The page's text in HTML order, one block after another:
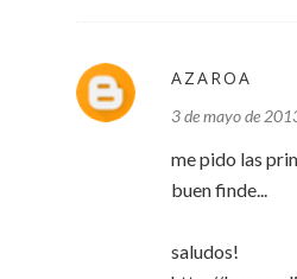
AZAROA
3 de mayo de
me pido las
buen finde...
saludos!